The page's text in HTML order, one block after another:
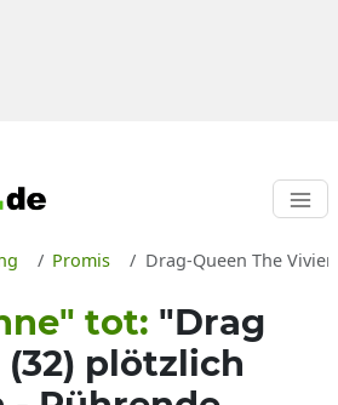
Promis Drag-Queen The
tot: "Drag
(32) plötzlich